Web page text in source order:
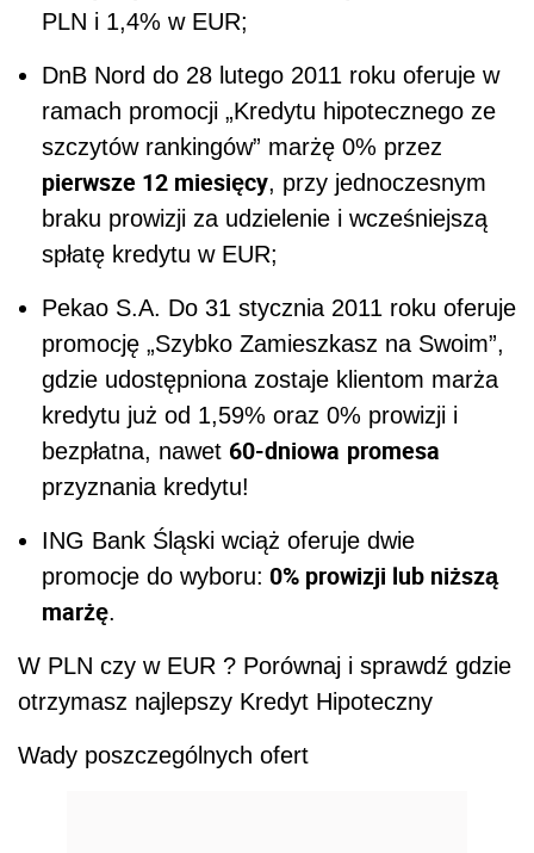
PLN i 1,4% w EUR;
DnB Nord do 28 lutego 2011 roku oferuje w
ramach promocji „Kredytu hipotecznego ze
szczytów rankingów” marżę 0% przez
pierwsze 12 miesięcy, przy jednoczesnym
braku prowizji za udzielenie i wcześniejszą
spłatę kredytu w EUR;
Pekao S.A. Do 31 stycznia 2011 roku oferuje
promocję „Szybko Zamieszkasz na Swoim”,
gdzie udostępniona zostaje klientom marża
kredytu już od 1,59% oraz 0% prowizji i
bezpłatna, nawet 60-dniowa promesa
przyznania kredytu!
ING Bank Śląski wciąż oferuje dwie
promocje do wyboru: 0% prowizji lub niższą
marżę.
W PLN czy w EUR ? Porównaj i sprawdź gdzie
otrzymasz najlepszy Kredyt Hipoteczny
Wady poszczególnych ofert